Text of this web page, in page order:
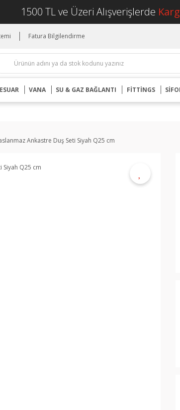
1500 TL ve Üzeri Alışverişlerde
Fatura Bilgilendirme
VANA SU & GAZ BAĞLANTI FİTTİNGS
Ankastre Duş Seti Siyah Q25 cm